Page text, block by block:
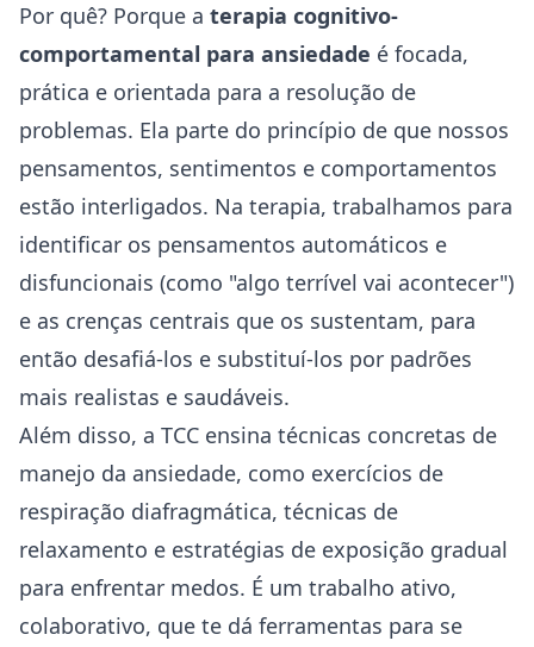
Por quê? Porque a terapia cognitivo-
comportamental para ansiedade é focada,
prática e orientada para a resolução de
problemas. Ela parte do princípio de que nossos
pensamentos, sentimentos e comportamentos
estão interligados. Na terapia, trabalhamos para
identificar os pensamentos automáticos e
disfuncionais (como "algo terrível vai acontecer")
e as crenças centrais que os sustentam, para
então desafiá-los e substituí-los por padrões
mais realistas e saudáveis.
Além disso, a TCC ensina técnicas concretas de
manejo da ansiedade, como exercícios de
respiração diafragmática, técnicas de
relaxamento e estratégias de exposição gradual
para enfrentar medos. É um trabalho ativo,
colaborativo, que te dá ferramentas para se